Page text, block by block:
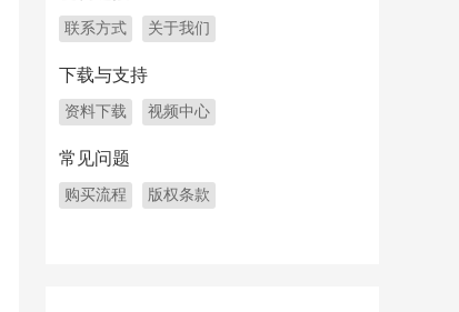
联系方式 关于我们
下载与支持
资料下载 视频中心
常见问题
购买流程 版权条款